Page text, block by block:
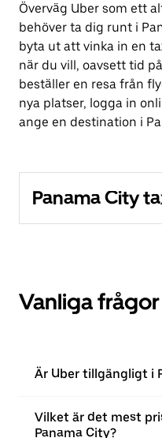
Överväg Uber som ett
behöver ta dig runt i
byta ut att vinka in en
när du vill, oavsett tid
beställer en resa från
nya platser, logga in
ange en destination i
Panama City
Vanliga
Är Uber tillgängligt i
Vilket är det mest
Panama City?